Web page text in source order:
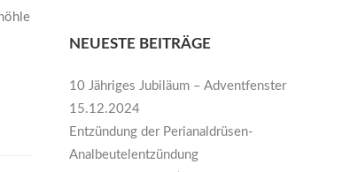
NEUESTE BEITRÄGE
10 Jähriges Jubiläum – Adventfenster
15.12.2024
Entzündung der Perianaldrüsen-
Analbeutelentzündung